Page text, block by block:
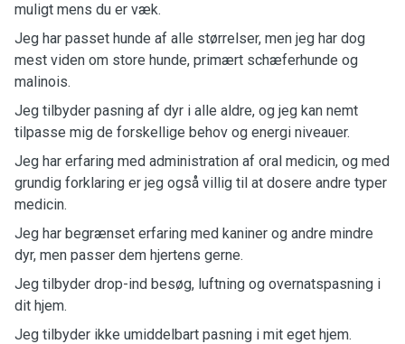
muligt mens du er væk.
Jeg har passet hunde af alle størrelser, men jeg har dog
mest viden om store hunde, primært schæferhunde og
malinois.
Jeg tilbyder pasning af dyr i alle aldre, og jeg kan nemt
tilpasse mig de forskellige behov og energi niveauer.
Jeg har erfaring med administration af oral medicin, og med
grundig forklaring er jeg også villig til at dosere andre typer
medicin.
Jeg har begrænset erfaring med kaniner og andre mindre
dyr, men passer dem hjertens gerne.
Jeg tilbyder drop-ind besøg, luftning og overnatspasning i
dit hjem.
Jeg tilbyder ikke umiddelbart pasning i mit eget hjem.